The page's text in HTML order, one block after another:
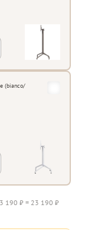
(bianco/
190 ₽ = 23 190 ₽